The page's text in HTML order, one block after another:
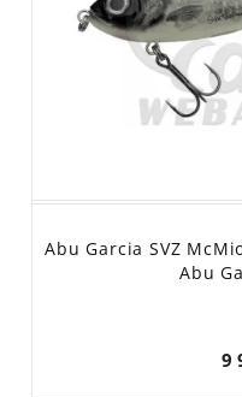
Abu Garcia SVZ
Abu
9